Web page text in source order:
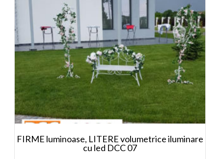
FIRME luminoase, LITERE volumetrice iluminare
cu led DCC 07